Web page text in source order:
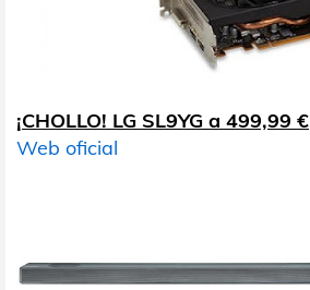
¡CHOLLO! LG SL9YG a 499,99 €
Web oficial